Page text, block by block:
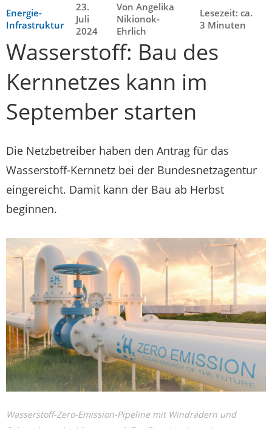
Energie-
Infrastruktur
23.
Juli
2024
Von Angelika
Nikionok-
Ehrlich
Lesezeit: ca.
3 Minuten
Wasserstoff: Bau des
Kernnetzes kann im
September starten
Die Netzbetreiber haben den Antrag für das
Wasserstoff-Kernnetz bei der Bundesnetzagentur
eingereicht. Damit kann der Bau ab Herbst
beginnen.
Wasserstoff-Zero-Emission-Pipeline mit Windrädern und